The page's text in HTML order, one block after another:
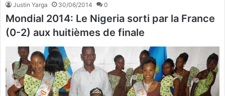
Justin Yarga 30/06/2014 0
Mondial 2014: Le Nigeria sorti par la France
(0-2) aux huitièmes de finale